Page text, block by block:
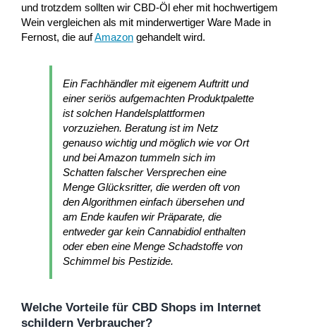
und trotzdem sollten wir CBD-Öl eher mit hochwertigem
Wein vergleichen als mit minderwertiger Ware Made in
Fernost, die aufAmazon gehandelt wird.
Ein Fachhändler mit eigenem Auftritt und
einer seriös aufgemachten Produktpalette
ist solchen Handelsplattformen
vorzuziehen. Beratung ist im Netz
genauso wichtig und möglich wie vor Ort
und bei Amazon tummeln sich im
Schatten falscher Versprechen eine
Menge Glücksritter, die werden oft von
den Algorithmen einfach übersehen und
am Ende kaufen wir Präparate, die
entweder gar kein Cannabidiol enthalten
oder eben eine Menge Schadstoffe von
Schimmel bis Pestizide.
Welche Vorteile für CBD Shops im Internet
schildern Verbraucher?